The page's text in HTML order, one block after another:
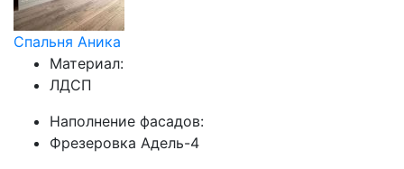
Спальня Аника
Материал:
ЛДСП
Наполнение фасадов:
Фрезеровка Адель-4